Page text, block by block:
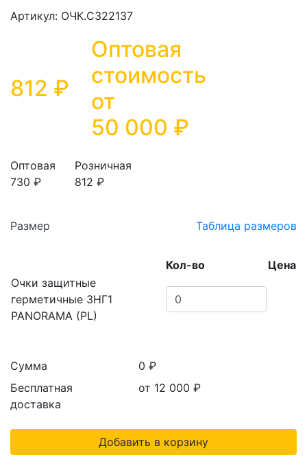
Артикул: ОЧК.СЗ22137
812 ₽
Оптовая
стоимость
от
50 000 ₽
Оптовая
730 ₽
Розничная
812 ₽
Размер Таблица размеров
Кол-во
Цена
Очки защитные
герметичные ЗНГ1
PANORAMA (PL)
Сумма
Бесплатная
доставка
0 ₽
от 12 000 ₽
Добавить в корзину